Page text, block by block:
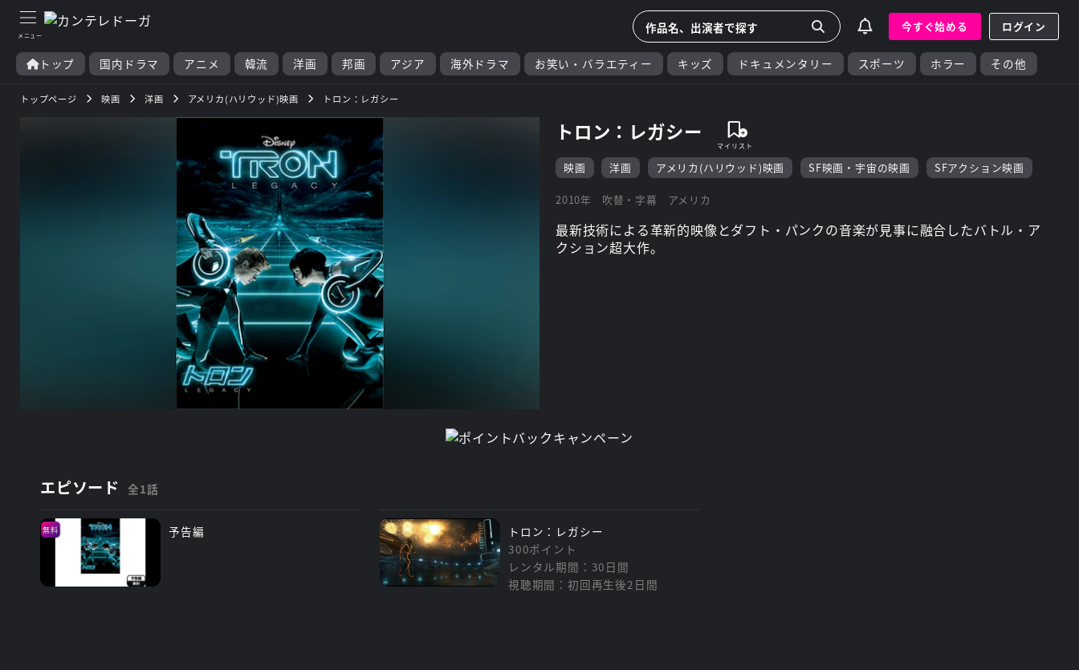
今すぐ始める ログイン
トップ 国内ドラマ アニメ 韓流 洋画 邦画 アジア 海外ドラマ お笑い・バラエティー キッズ ドキュメンタリー スポーツ ホラー その他
トップページ 映画 洋画 アメリカ(ハリウッド)映画 トロン：レガシー
トロン：レガシー
映画 洋画 アメリカ(ハリウッド)映画 SF映画・宇宙の映画 SFアクション映画
2010年 吹替・字幕 アメリカ
最新技術による革新的映像とダフト・パンクの音楽が見事に融合したバトル・ア
クション超大作。
エピソード 全1話
無料 予告編
トロン：レガシー
300ポイント
レンタル期間：30日間
視聴期間：初回再生後2日間